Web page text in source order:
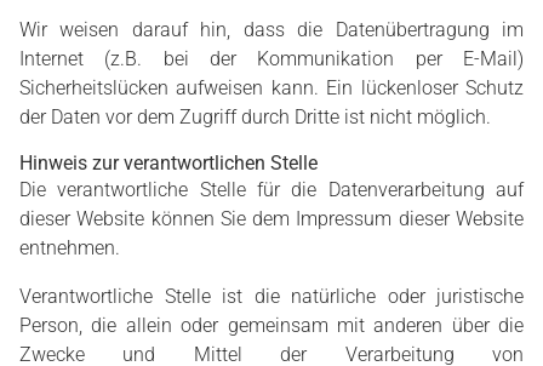
Wir weisen darauf hin, dass die Datenübertragung im
Internet (z.B. bei der Kommunikation per E-Mail)
Sicherheitslücken aufweisen kann. Ein lückenloser Schutz
der Daten vor dem Zugriff durch Dritte ist nicht möglich.
Hinweis zur verantwortlichen Stelle
Die verantwortliche Stelle für die Datenverarbeitung auf
dieser Website können Sie dem Impressum dieser Website
entnehmen.
Verantwortliche Stelle ist die natürliche oder juristische
Person, die allein oder gemeinsam mit anderen über die
Zwecke und Mittel der Verarbeitung von